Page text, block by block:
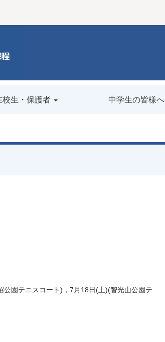
校生・保護者 中学生の皆様へ
園テニスコート)，7月18日(土)(智光山公園テ